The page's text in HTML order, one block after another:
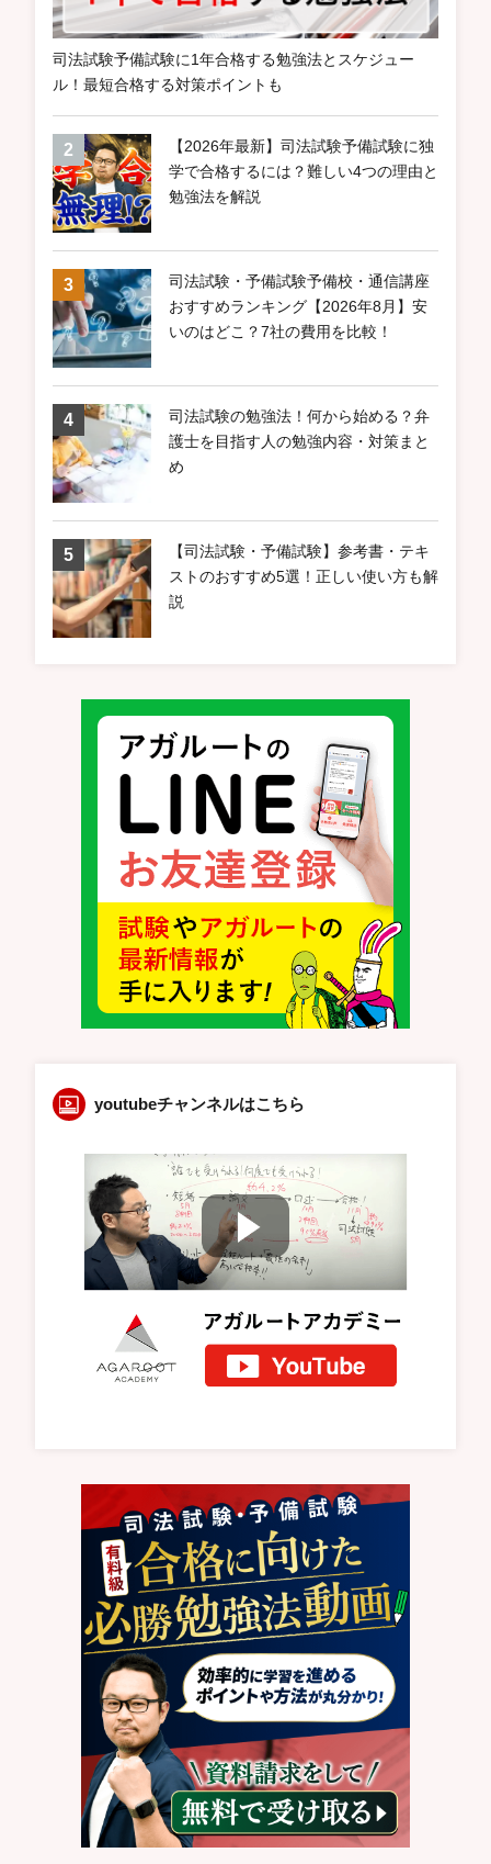
司法試験予備試験に1年合格する勉強法とスケジュー
ル！最短合格する対策ポイントも
【2026年最新】司法試験予備試験に独
学で合格するには？難しい4つの理由と
勉強法を解説
司法試験・予備試験予備校・通信講座
おすすめランキング【2026年8月】安
いのはどこ？7社の費用を比較！
司法試験の勉強法！何から始める？弁
護士を目指す人の勉強内容・対策まと
め
【司法試験・予備試験】参考書・テキ
ストのおすすめ5選！正しい使い方も解
説
youtubeチャンネルはこちら